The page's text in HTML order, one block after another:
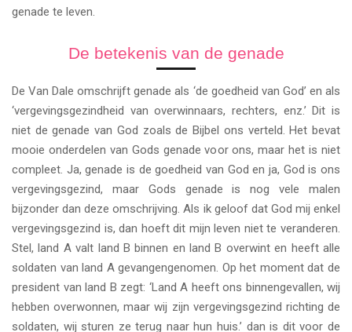
genade te leven.
De betekenis van de genade
De Van Dale omschrijft genade als ‘de goedheid van God’ en als
‘vergevingsgezindheid van overwinnaars, rechters, enz.’ Dit is
niet de genade van God zoals de Bijbel ons verteld. Het bevat
mooie onderdelen van Gods genade voor ons, maar het is niet
compleet. Ja, genade is de goedheid van God en ja, God is ons
vergevingsgezind, maar Gods genade is nog vele malen
bijzonder dan deze omschrijving. Als ik geloof dat God mij enkel
vergevingsgezind is, dan hoeft dit mijn leven niet te veranderen.
Stel, land A valt land B binnen en land B overwint en heeft alle
soldaten van land A gevangengenomen. Op het moment dat de
president van land B zegt: ‘Land A heeft ons binnengevallen, wij
hebben overwonnen, maar wij zijn vergevingsgezind richting de
soldaten, wij sturen ze terug naar hun huis.’ dan is dit voor de